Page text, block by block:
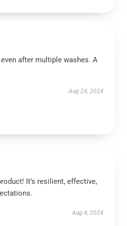
after multiple washes. A
Aug 24, 2024
It’s resilient, effective,
Aug 4, 2024